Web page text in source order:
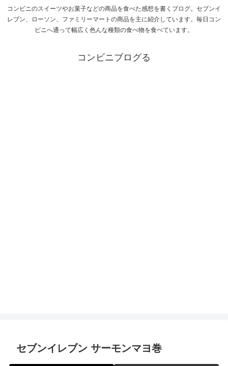
コンビニのスイーツやお菓子などの商品を食べた感想を書くブログ。セブンイ
レブン、ローソン、ファミリーマートの商品を主に紹介しています。毎日コン
ビニへ通って幅広く色んな種類の食べ物を食べています。
コンビニブログる
セブンイレブン サーモンマヨ巻